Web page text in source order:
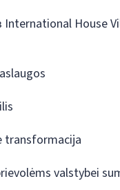
International House
transformacija
valstybei